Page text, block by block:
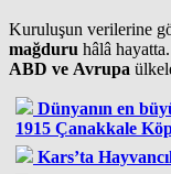
Kuruluşun verilerine
mağduru hâlâ
ABD ve Avrupa
Dünyanın en
1915 Çanakkale
Kars’ta